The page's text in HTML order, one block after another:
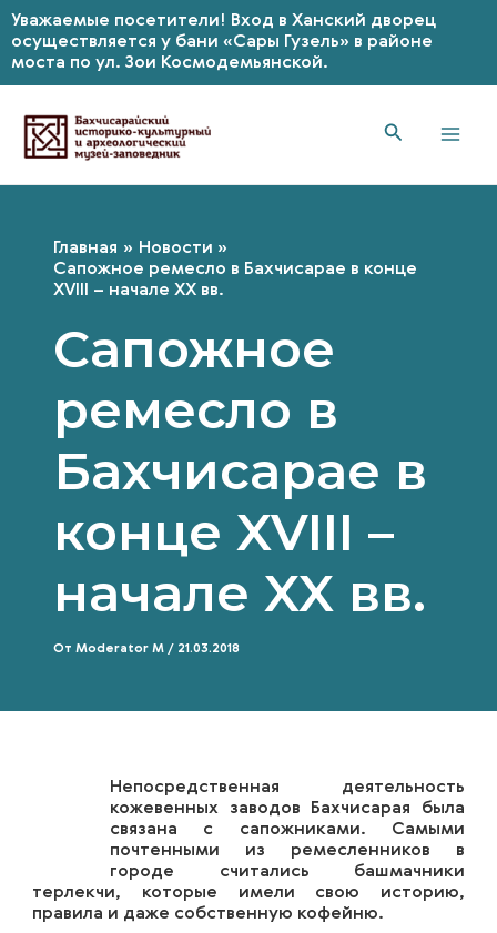
Уважаемые посетители! Вход в Ханский дворец
осуществляется у бани «Сары Гузель» в районе
моста по ул. Зои Космодемьянской.
содержимому
Главная
Новости
Сапожное ремесло в Бахчисарае в конце
XVIII – начале XX вв.
Сапожное
ремесло в
Бахчисарае в
конце XVIII –
начале XX вв.
От Moderator M / 21.03.2018
Непосредственная деятельность
кожевенных заводов Бахчисарая была
связана с сапожниками. Самыми
почтенными из ремесленников в
городе считались башмачники
терлекчи, которые имели свою историю,
правила и даже собственную кофейню.